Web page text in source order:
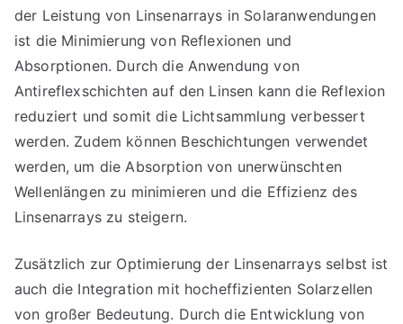
der Leistung von Linsenarrays in Solaranwendungen
ist die Minimierung von Reflexionen und
Absorptionen. Durch die Anwendung von
Antireflexschichten auf den Linsen kann die Reflexion
reduziert und somit die Lichtsammlung verbessert
werden. Zudem können Beschichtungen verwendet
werden, um die Absorption von unerwünschten
Wellenlängen zu minimieren und die Effizienz des
Linsenarrays zu steigern.
Zusätzlich zur Optimierung der Linsenarrays selbst ist
auch die Integration mit hocheffizienten Solarzellen
von großer Bedeutung. Durch die Entwicklung von